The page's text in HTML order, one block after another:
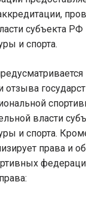
субъекта РФ
и спорта.
отзыва
власти
и спорта.
права и